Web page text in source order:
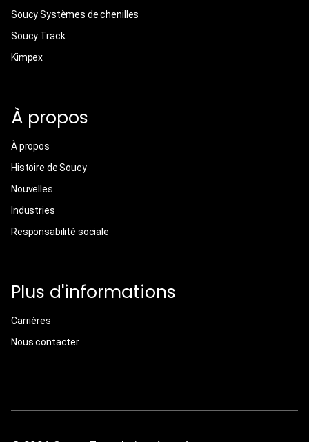
Soucy Systèmes de chenilles
Soucy Track
Kimpex
À propos
À propos
Histoire de Soucy
Nouvelles
Industries
Responsabilité sociale
Plus d'informations
Carrières
Nous contacter